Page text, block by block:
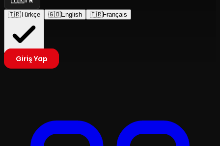
🇹🇷Türkçe 🇬🇧English 🇫🇷Français
Giriş Yap